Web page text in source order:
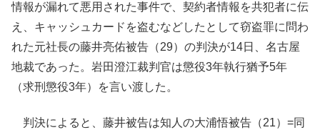
情報が漏れて悪用された事件で、契約者情報を共犯者に伝
え、キャッシュカードを盗むなどしたとして窃盗罪に問わ
れた元社長の藤井亮佑被告（29）の判決が14日、名古屋
地裁であった。岩田澄江裁判官は懲役3年執行猶予5年
（求刑懲役3年）を言い渡した。
判決によると、藤井被告は知人の大浦悟被告（21）=同